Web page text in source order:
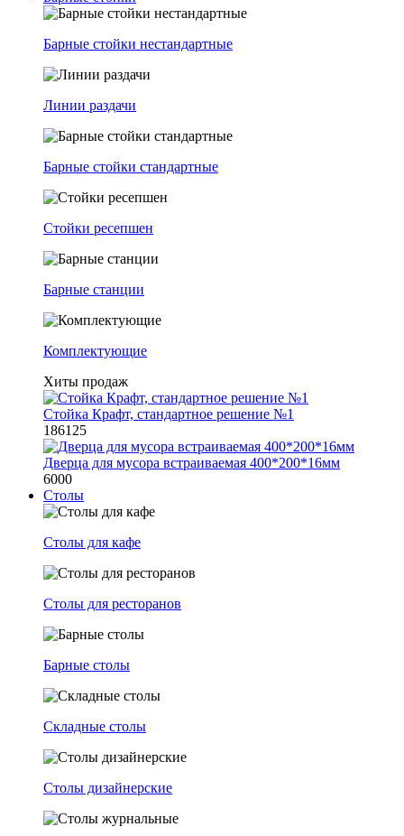
Барные стойки нестандартные
Линии раздачи
Барные стойки стандартные
Стойки ресепшен
Барные станции
Комплектующие
Хиты продаж
Стойка Крафт, стандартное решение №1
186125
Дверца для мусора встраиваемая 400*200*16мм
6000
Столы
Столы для кафе
Столы для ресторанов
Барные столы
Складные столы
Столы дизайнерские